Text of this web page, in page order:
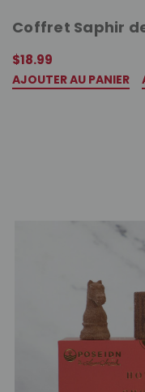
Coffret Saphir
$18.99
AJOUTER AU PANIER